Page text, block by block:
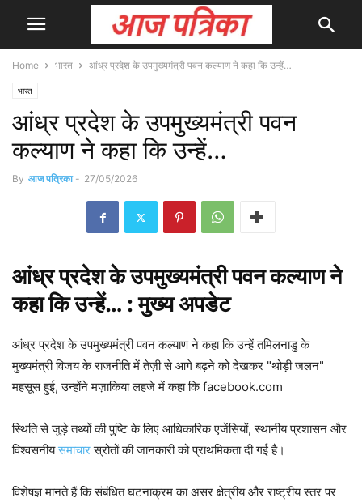
Home भारत आंध्र प्रदेश के उपमुख्यमंत्री पवन कल्याण ने कहा कि उन्हें…
भारत
आंध्र प्रदेश के उपमुख्यमंत्री पवन
कल्याण ने कहा कि उन्हें…
By आज पत्रिका - 27/05/2026
आंध्रप्रदेश के उपमुख्यमंत्री पवन कल्याण ने
कहा कि उन्हें… : मुख्यअपडेट
आंध्र प्रदेश के उपमुख्यमंत्री पवन कल्याण ने कहा कि उन्हें तमिलनाडु के
मुख्यमंत्री विजय के राजनीति में तेज़ी से आगे बढ़ने को देखकर "थोड़ी जलन"
महसूस हुई, उन्होंने मज़ाकिया लहजे में कहा कि facebook.com
स्थिति से जुड़े तथ्यों की पुष्टि के लिए आधिकारिक एजेंसियों, स्थानीय प्रशासन और
विश्वसनीयसमाचारस्रोतों की जानकारी को प्राथमिकता दी गई है।
विशेषज्ञ मानते हैं कि संबंधित घटनाक्रम का असर क्षेत्रीय और राष्ट्रीय स्तर पर